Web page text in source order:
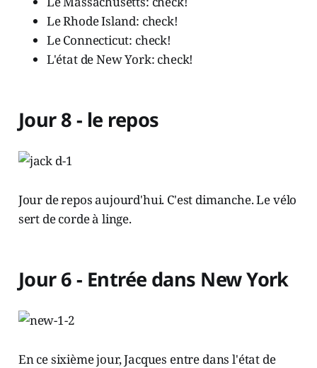
Le Rhode Island: check!
Le Connecticut: check!
L'état de New York: check!
Jour 8 - le repos
Jour de repos aujourd'hui. C'est dimanche. Le vélo
sert de corde à linge.
Jour 6 - Entrée dans New York
En ce sixième jour, Jacques entre dans l'état de